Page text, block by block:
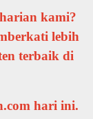
kami?
lebih
terbaik di
hari ini.